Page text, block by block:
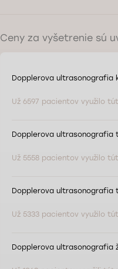
Ceny za vyšetrenie sú
Dopplerova ultrasonografia
Už 6597 pacientov využilo
Dopplerova ultrasonografia
Už 5558 pacientov využilo
Dopplerova ultrasonografia
Už 5333 pacientov využilo
Dopplerova ultrasonografia